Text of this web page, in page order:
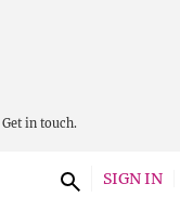
Get in touch.
SIGN IN